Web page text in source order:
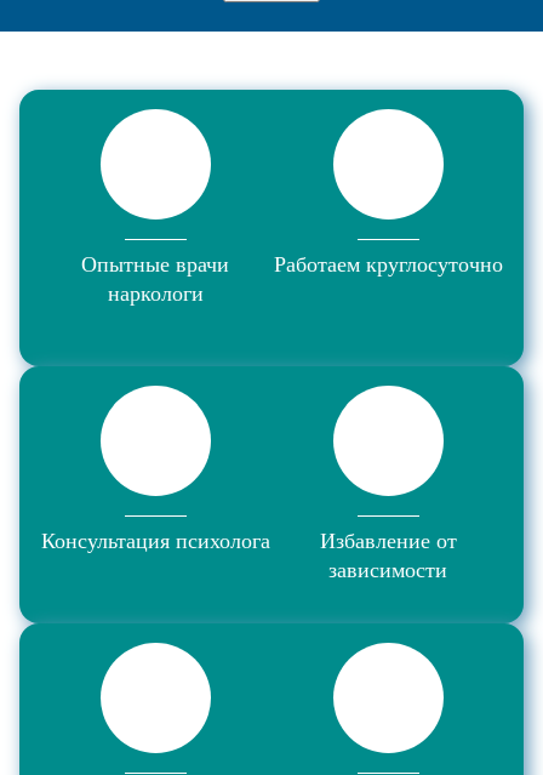
Опытные врачи
наркологи
Работаем круглосуточно
Консультация психолога
Избавление от
зависимости